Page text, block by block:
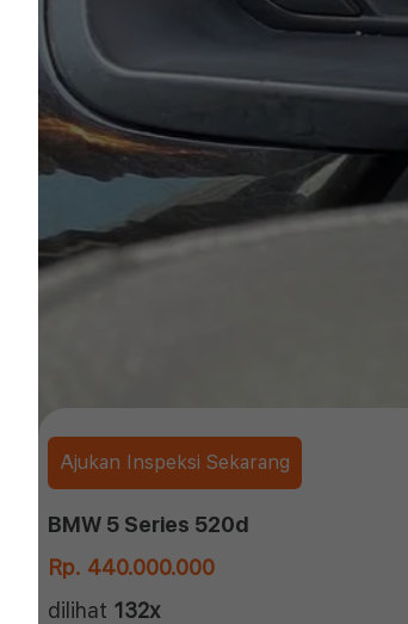
Ajukan Inspeksi Sekarang
BMW 5 Series 520d
Rp. 440.000.000
dilihat 132x